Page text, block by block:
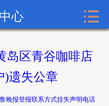
齐鲁晚报广告网首页
齐鲁晚报登报内容
心 
岛区青谷咖啡店
)遗失公章
晚报登报联系方式挂失声明电话